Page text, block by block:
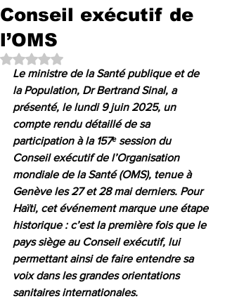
Conseil exécutif de
l’OMS
Noté NaN étoiles sur 5.
Le ministre de la Santé publique et de
la Population, Dr Bertrand Sinal, a
présenté, le lundi 9 juin 2025, un
compte rendu détaillé de sa
participation à la 157ᵉ session du
Conseil exécutif de l’Organisation
mondiale de la Santé (OMS), tenue à
Genève les 27 et 28 mai derniers. Pour
Haïti, cet événement marque une étape
historique : c’est la première fois que le
pays siège au Conseil exécutif, lui
permettant ainsi de faire entendre sa
voix dans les grandes orientations
sanitaires internationales.